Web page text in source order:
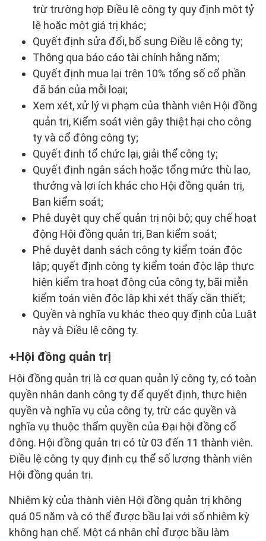
trừ trường hợp Điều lệ công ty quy định một tỷ
lệ hoặc một giá trị khác;
Quyết định sửa đổi, bổ sung Điều lệ công ty;
Thông qua báo cáo tài chính hằng năm;
Quyết định mua lại trên 10% tổng số cổ phần
đã bán của mỗi loại;
Xem xét, xử lý vi phạm của thành viên Hội đồng
quản trị, Kiểm soát viên gây thiệt hại cho công
ty và cổ đông công ty;
Quyết định tổ chức lại, giải thể công ty;
Quyết định ngân sách hoặc tổng mức thù lao,
thưởng và lợi ích khác cho Hội đồng quản trị,
Ban kiểm soát;
Phê duyệt quy chế quản trị nội bộ; quy chế hoạt
động Hội đồng quản trị, Ban kiểm soát;
Phê duyệt danh sách công ty kiểm toán độc
lập; quyết định công ty kiểm toán độc lập thực
hiện kiểm tra hoạt động của công ty, bãi miễn
kiểm toán viên độc lập khi xét thấy cần thiết;
Quyền và nghĩa vụ khác theo quy định của Luật
này và Điều lệ công ty.
Hội đồng quản trị
Hội đồng quản trị là cơ quan quản lý công ty, có toàn
quyền nhân danh công ty để quyết định, thực hiện
quyền và nghĩa vụ của công ty, trừ các quyền và
nghĩa vụ thuộc thẩm quyền của Đại hội đồng cổ
đông. Hội đồng quản trị có từ 03 đến 11 thành viên.
Điều lệ công ty quy định cụ thể số lượng thành viên
Hội đồng quản trị.
Nhiệm kỳ của thành viên Hội đồng quản trị không
quá 05 năm và có thể được bầu lại với số nhiệm kỳ
không hạn chế. Một cá nhân chỉ được bầu làm